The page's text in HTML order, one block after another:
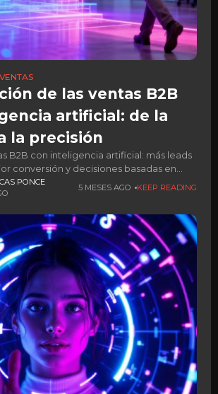
de las ventas B2B
artificial: de la
la precisión
B2B con inteligencia artificial: más leads
conversión y decisiones basadas en
PONCE
5 MESES AGO KEEP READING